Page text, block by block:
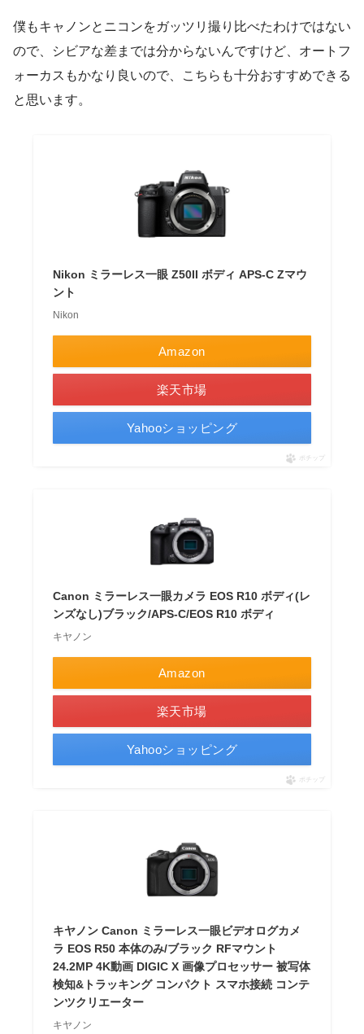
僕もキャノンとニコンをガッツリ撮り比べたわけではない
ので、シビアな差までは分からないんですけど、オートフ
ォーカスもかなり良いので、こちらも十分おすすめできる
と思います。
Nikon ミラーレス一眼 Z50II ボディ APS-C Zマウ
ント
Nikon
Amazon
楽天市場
Yahooショッピング
ポチップ
Canon ミラーレス一眼カメラ EOS R10 ボディ(レ
ンズなし)ブラック/APS-C/EOS R10 ボディ
キヤノン
Amazon
楽天市場
Yahooショッピング
ポチップ
キヤノン Canon ミラーレス一眼ビデオログカメ
ラ EOS R50 本体のみ/ブラック RFマウント
24.2MP 4K動画 DIGIC X 画像プロセッサー 被写体
検知&トラッキング コンパクト スマホ接続 コンテ
ンツクリエーター
キヤノン